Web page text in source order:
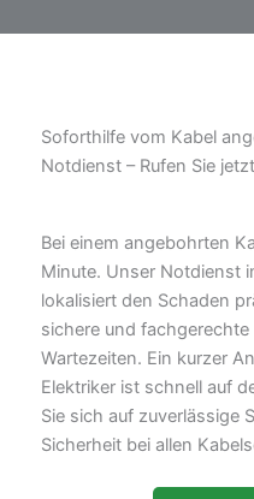
Soforthilfe vom Kabel
Notdienst – Rufen Sie
Bei einem angebohrten
Minute. Unser Notdienst
lokalisiert den Schaden
sichere und
Wartezeiten. Ein kurzer
Elektriker ist schnell auf
Sie sich auf zuverlässige
Sicherheit bei allen